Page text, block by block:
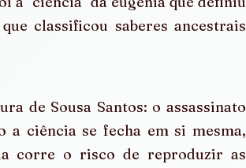
classificou saberes ancestrais
de Sousa Santos: o assassinato
a ciência se fecha em si mesma,
corre o risco de reproduzir as